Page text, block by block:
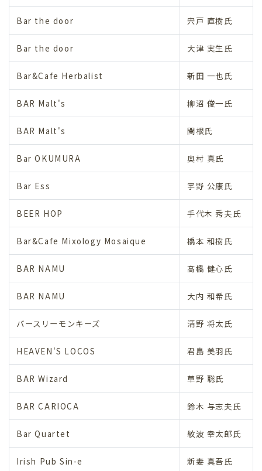
Bar the door 宍戸 直樹氏
Bar the door 大津 実生氏
Bar&Cafe Herbalist 新田 一也氏
BAR Malt's 柳沼 俊一氏
BAR Malt's 関根氏
Bar OKUMURA 奥村 真氏
Bar Ess 宇野 公康氏
BEER HOP 手代木 秀夫氏
Bar&Cafe Mixology Mosaique 橋本 和樹氏
BAR NAMU 高橋 健心氏
BAR NAMU 大内 和希氏
バースリーモンキーズ 清野 将太氏
HEAVEN'S LOCOS 君島 美羽氏
BAR Wizard 草野 聡氏
BAR CARIOCA 鈴木 与志夫氏
Bar Quartet 紋波 幸太郎氏
Irish Pub Sin-e 新妻 真吾氏